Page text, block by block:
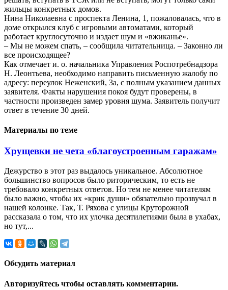
жильцы конкретных домов.
Нина Николаевна с проспекта Ленина, 1, пожаловалась, что в
доме открылся клуб с игровыми автоматами, который
работает круглосуточно и издает шум и «вжиканье».
– Мы не можем спать, – сообщила читательница. – Законно ли
все происходящее?
Как отмечает и. о. начальника Управления Роспотребнадзора
Н. Леонтьева, необходимо направить письменную жалобу по
адресу: переулок Неженский, 3а, с полным указанием данных
заявителя. Факты нарушения покоя будут проверены, в
частности произведен замер уровня шума. Заявитель получит
ответ в течение 30 дней.
Материалы по теме
Хрущевки не чета «благоустроенным гаражам»
Дежурство в этот раз выдалось уникальное. Абсолютное
большинство вопросов было риторическим, то есть не
требовало конкретных ответов. Но тем не менее читателям
было важно, чтобы их «крик души» обязательно прозвучал в
нашей колонке. Так, Т. Ряхова с улицы Круторожной
рассказала о том, что их улочка десятилетиями была в ухабах,
но тут,...
Обсудить материал
Авторизуйтесь чтобы оставлять комментарии.